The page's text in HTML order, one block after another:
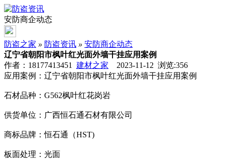
安防商企动态
防盗之家 » 防盗资讯 » 安防商企动态
辽宁省朝阳市枫叶红光面外墙干挂应用案例
作者：18177413451 建材之家 2023-11-12 浏览:356
应用案例：辽宁省朝阳市枫叶红光面外墙干挂应用案例
石材品种：G562枫叶红花岗岩
供货单位：广西恒石通石材有限公司
商标品牌：恒石通（HST)
板面处理：光面